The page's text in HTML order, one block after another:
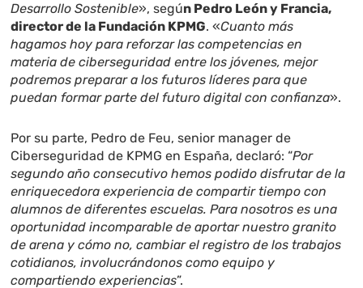
Desarrollo Sostenible», según Pedro León y Francia,
director de la Fundación KPMG. «Cuanto más
hagamos hoy para reforzar las competencias en
materia de ciberseguridad entre los jóvenes, mejor
podremos preparar a los futuros líderes para que
puedan formar parte del futuro digital con confianza».
Por su parte, Pedro de Feu, senior manager de
Ciberseguridad de KPMG en España, declaró: “Por
segundo año consecutivo hemos podido disfrutar de la
enriquecedora experiencia de compartir tiempo con
alumnos de diferentes escuelas. Para nosotros es una
oportunidad incomparable de aportar nuestro granito
de arena y cómo no, cambiar el registro de los trabajos
cotidianos, involucrándonos como equipo y
compartiendo experiencias”.